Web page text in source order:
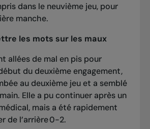
dans le neuvième jeu, pour
manche.
les mots sur les maux
allées de mal en pis pour
du deuxième engagement,
au deuxième jeu et a semblé
Elle a pu continuer après un
mais a été rapidement
de l’arrière 0-2.